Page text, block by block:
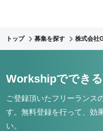
トップ 募集を探す 株式会社
Workshipででき
ご登録頂いたフリーランス
す。 無料登録を行って、効
い。